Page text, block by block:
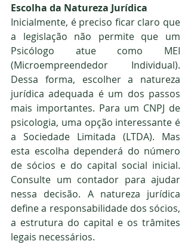
Escolha da Natureza Jurídica
Inicialmente, é preciso ficar claro que
a legislação não permite que um
Psicólogo atue como MEI
(Microempreendedor Individual).
Dessa forma, escolher a natureza
jurídica adequada é um dos passos
mais importantes. Para um CNPJ de
psicologia, uma opção interessante é
a Sociedade Limitada (LTDA). Mas
esta escolha dependerá do número
de sócios e do capital social inicial.
Consulte um contador para ajudar
nessa decisão. A natureza jurídica
define a responsabilidade dos sócios,
a estrutura do capital e os trâmites
legais necessários.